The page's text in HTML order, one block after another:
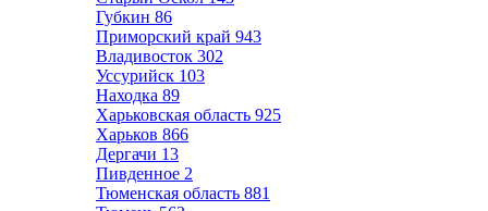
Губкин 86
Приморский край 943
Владивосток 302
Уссурийск 103
Находка 89
Харьковская область 925
Харьков 866
Дергачи 13
Пивденное 2
Тюменская область 881